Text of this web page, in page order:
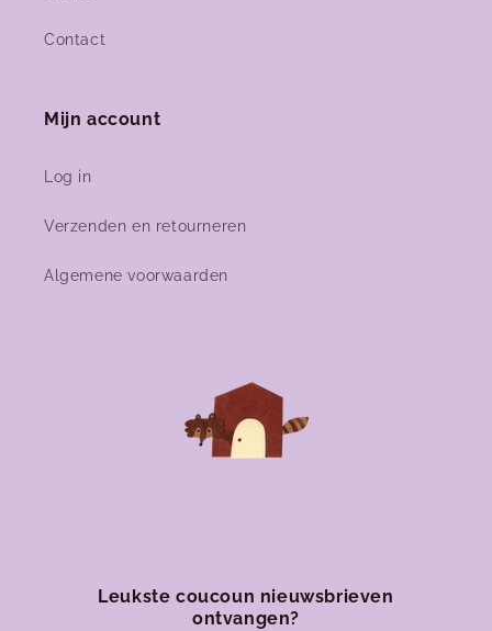
Contact
Mijn account
Log in
Verzenden en retourneren
Algemene voorwaarden
Leukste coucoun nieuwsbrieven
ontvangen?